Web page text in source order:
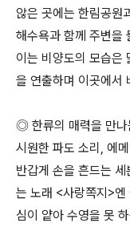
않은 곳에는 한림공원
해수욕과 함께 주변을
이는 비양도의 모습은
을 연출하며 이곳에서
◎ 한류의 매력을 만나
시원한 파도 소리, 에
반갑게 손을 흔드는
는 노래 <사랑쪽지>엔
심이 얕아 수영을 못